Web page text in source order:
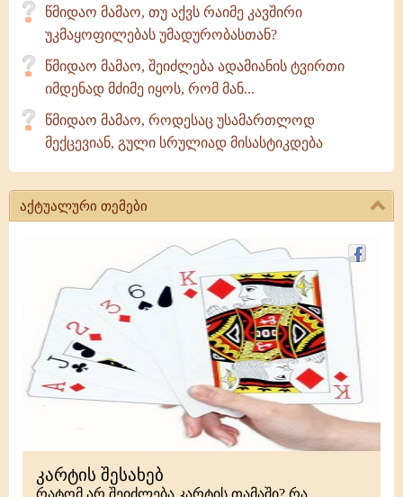
წმიდაო მამაო, თუ აქვს რაიმე კავშირი
უკმაყოფილებას უმადურობასთან?
წმიდაო მამაო, შეიძლება ადამიანის ტვირთი
იმდენად მძიმე იყოს, რომ მან...
წმიდაო მამაო, როდესაც უსამართლოდ
მექცევიან, გული სრულიად მისასტიკდება
აქტუალური თემები
კარტის შესახებ
რატომ არ შეიძლება კარტის თამაში? რა